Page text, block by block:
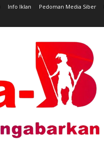
Info Iklan Pedoman Media Siber